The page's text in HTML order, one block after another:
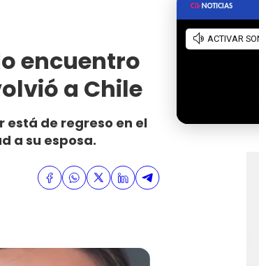
encuentro
a Chile
está de regreso en el
a su esposa.